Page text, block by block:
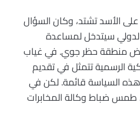
الأسد تشتد، وكان السؤال
سيتدخل لمساعدة
منطقة حظر جوي. في غياب
الرسمية تتمثل في تقديم
السياسة قائمة. لكن في
طمس ضباط وكالة المخابرات